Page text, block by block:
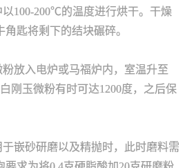
100-200℃的温度进行烘干。干燥
匙将剩下的结块碾碎。
放入电炉或马福炉内，室温升至
刚玉微粉有时可达1200度，之后保
嵌砂研磨以及精抛时，此时磨料需